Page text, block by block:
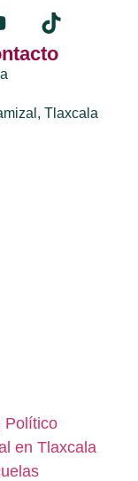
Tlaxcala
Político
en Tlaxcala